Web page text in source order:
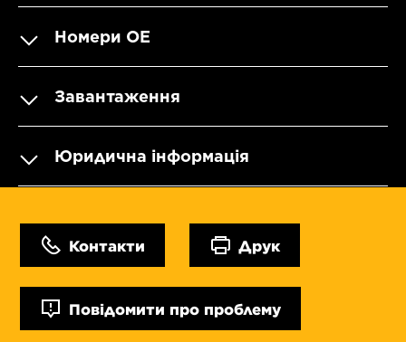
Номери OE
Завантаження
Юридична інформація
Контакти Друк
Повідомити про проблему